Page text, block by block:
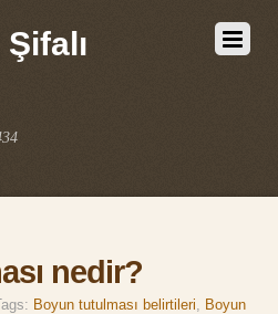
nedir?
Boyun tutulması belirtileri, Boyun